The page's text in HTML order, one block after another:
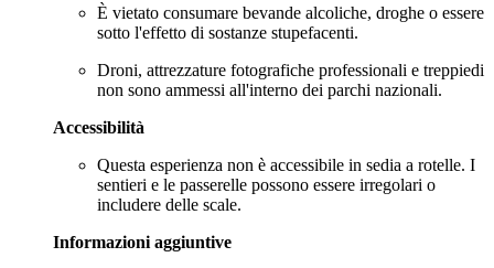
È vietato consumare bevande alcoliche, droghe o essere
sotto l'effetto di sostanze stupefacenti.
Droni, attrezzature fotografiche professionali e treppiedi
non sono ammessi all'interno dei parchi nazionali.
Accessibilità
Questa esperienza non è accessibile in sedia a rotelle. I
sentieri e le passerelle possono essere irregolari o
includere delle scale.
Informazioni aggiuntive